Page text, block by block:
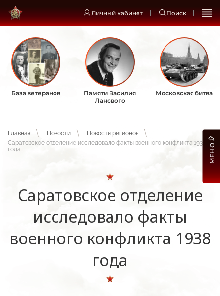
Личный кабинет Поиск
База ветеранов
Памяти Василия
Ланового
Московская битва
Главная Новости
Новости регионов
Саратовское отделение исследовало факты военного конфликта 1938
года
Саратовское отделение
исследовало факты
военного конфликта 1938
года
МЕНЮ